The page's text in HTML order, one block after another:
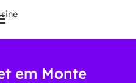
em Monte